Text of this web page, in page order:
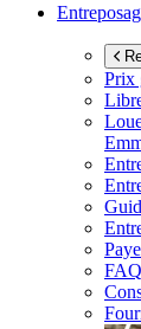
Prix
FAQ